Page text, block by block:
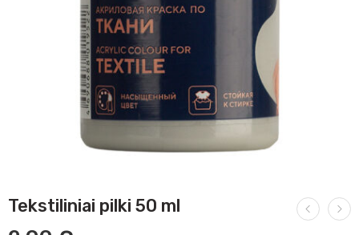
Tekstiliniai pilki 50 ml